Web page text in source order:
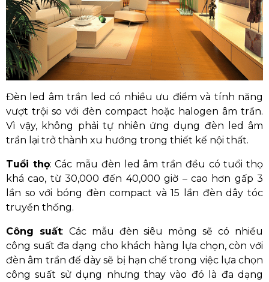
Đèn led âm trần led có nhiều ưu điểm và tính năng
vượt trội so với đèn compact hoặc halogen âm trần.
Vì vậy, không phải tự nhiên ứng dụng đèn led âm
trần lại trở thành xu hướng trong thiết kế nội thất.
Tuổi thọ: Các mẫu đèn led âm trần đều có tuổi thọ
khá cao, từ 30,000 đến 40,000 giờ – cao hơn gấp 3
lần so với bóng đèn compact và 15 lần đèn dây tóc
truyền thống.
Công suất: Các mẫu đèn siêu mỏng sẽ có nhiều
công suất đa dạng cho khách hàng lựa chọn, còn với
đèn âm trần đế dày sẽ bị hạn chế trong việc lựa chọn
công suất sử dụng nhưng thay vào đó là đa dạng